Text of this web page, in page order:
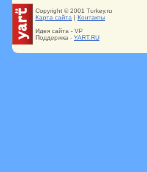
Copyright © 2001 Turkey.ru
Карта сайта | Контакты
Идея сайта - VP
Поддержка - YART.RU